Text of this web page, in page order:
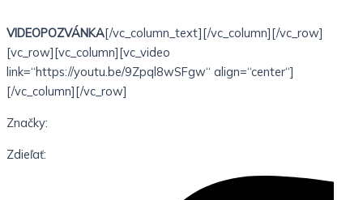
VIDEOPOZVÁNKA[/vc_column_text][/vc_column][/vc_row]
[vc_row][vc_column][vc_video
link=“https://youtu.be/9Zpql8wSFgw“ align=“center“]
[/vc_column][/vc_row]
Značky:
Zdieľať: